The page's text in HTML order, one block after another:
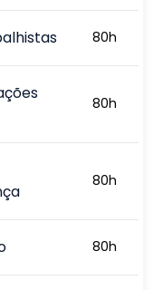
80h
80h
80h
80h